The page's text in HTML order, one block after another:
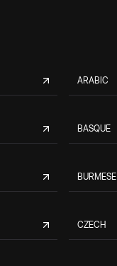
ARABIC
BASQUE
BURMESE
CZECH